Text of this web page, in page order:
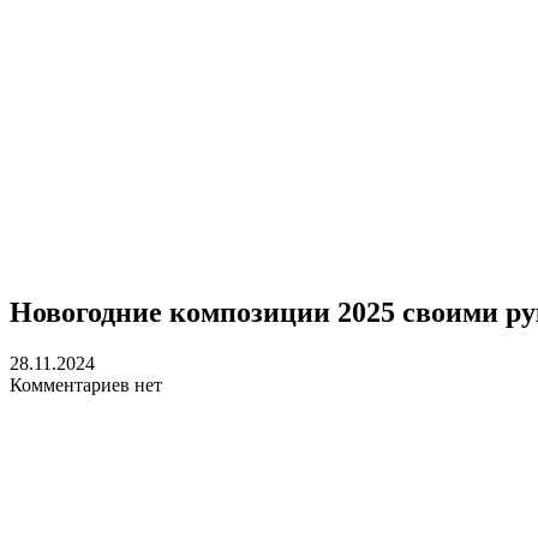
Новогодние композиции 2025 своими
28.11.2024
Комментариев нет